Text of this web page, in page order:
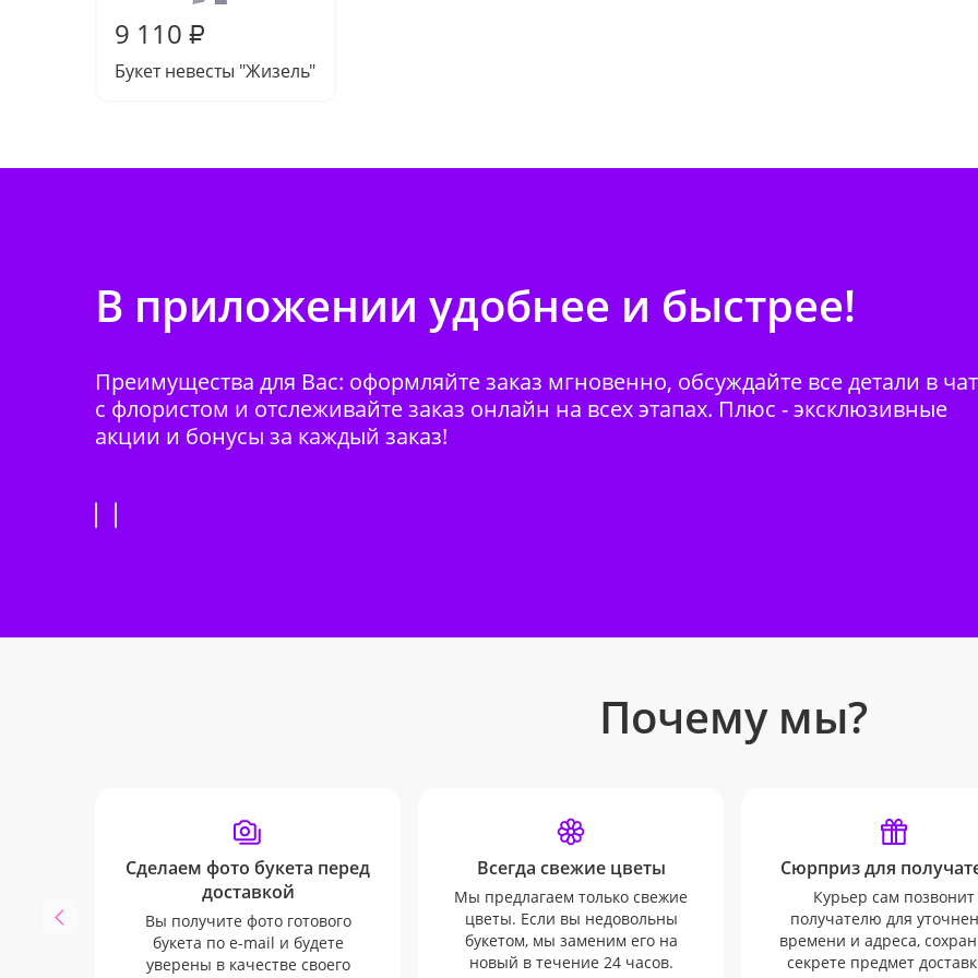
9 110 ₽
Букет невесты "Жизель"
В приложении удобнее и быстрее!
Преимущества для Вас: оформляйте заказ мгновенно, обсуждайте все детали в
с флористом и отслеживайте заказ онлайн на всех этапах. Плюс - эксклюзивные
акции и бонусы за каждый заказ!
Почему мы?
Сделаем фото букета перед
доставкой
Вы получите фото готового
букета по e-mail и будете
уверены в качестве своего
Всегда свежие цветы
Мы предлагаем только свежие
цветы. Если вы недовольны
букетом, мы заменим его на
новый в течение 24 часов.
Сюрприз для
Курьер сам позвонит
получателю для
времени и адреса,
секрете предмет